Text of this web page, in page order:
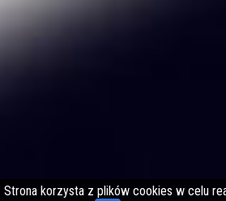
Strona korzysta z plików cookies w celu